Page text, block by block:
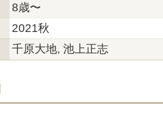
8歳〜
2021秋
千原大地, 池上正志